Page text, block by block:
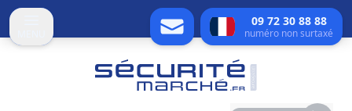
09 72 30 88 88
numéro non surtaxé